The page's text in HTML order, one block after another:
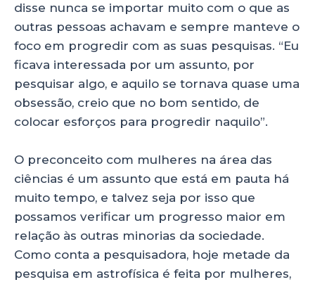
disse nunca se importar muito com o que as
outras pessoas achavam e sempre manteve o
foco em progredir com as suas pesquisas. “Eu
ficava interessada por um assunto, por
pesquisar algo, e aquilo se tornava quase uma
obsessão, creio que no bom sentido, de
colocar esforços para progredir naquilo”.
O preconceito com mulheres na área das
ciências é um assunto que está em pauta há
muito tempo, e talvez seja por isso que
possamos verificar um progresso maior em
relação às outras minorias da sociedade.
Como conta a pesquisadora, hoje metade da
pesquisa em astrofísica é feita por mulheres,